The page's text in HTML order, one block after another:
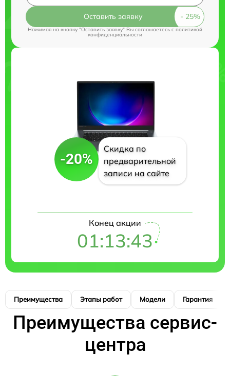
Оставить заявку
Нажимая на кнопку "Оставить заявку" Вы соглашаетесь cполитикой
конфиденциальности
-20%
Скидка по
предварительной
записи на сайте
Конец акции
01:13:42
Преимущества Этапы работ Модели Гарантия
Преимущества сервис-
центра